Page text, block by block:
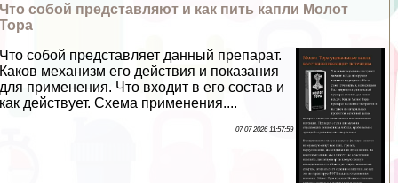
Что собой представляют и как пить капли Молот
Тора
Что собой представляет данный препарат.
Каков механизм его действия и показания
для применения. Что входит в его состав и
как действует. Схема применения....
07 07 2026 11:57:59